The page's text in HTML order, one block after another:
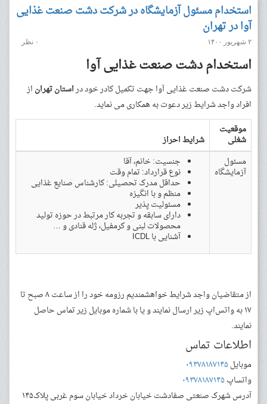
استخدام مسئول آزمایشگاه در شرکت دشت صنعت غذایی
آوا در تهران
۲ شهریور ۱۴۰۰ ۰ نظر
استخدام دشت صنعت غذایی آوا
شرکت دشت صنعت غذایی آوا جهت تکمیل کادر خود دراستان تهران از
افراد واجد شرایط زیر دعوت به همکاری می نماید.
موقعیت
شغلی
شرایط احراز
مسئول
آزمایشگاه
جنسیت: خانم، آقا
نوع قرارداد: تمام وقت
حداقل مدرک تحصیلی: کارشناس صنایع غذایی
منظم و با انگیزه
مسئولیت پذیر
دارای سابقه و تجربه کار مرتبط در حوزه تولید
محصولات لبنی و کرمفیل، ژله قنادی و …
آشنایی با ICDL
از متقاضیان واجد شرایط خواهشمندیم رزومه خود را از ساعت ۸ صبح تا
۱۷ به واتس‌اپ زیر ارسال نمایند و یا با شماره موبایل زیر تماس حاصل
نمایند.
اطلاعات تماس
موبایل۰۹۳۷۸۱۸۷۱۴۵
واتساپ۰۹۳۷۸۱۸۷۱۴۵
آدرسشهرک صنعتی صفادشت خیابان خرداد خیابان سوم غربی پلاک۱۴۵